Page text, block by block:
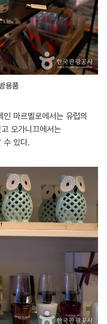
용품
마르멜로에서는 유럽의
오가니끄에서는
수 있다.